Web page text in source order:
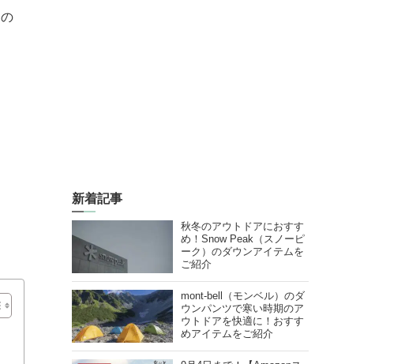
新着記事
秋冬のアウトドアにおすす
め！Snow Peak（スノーピ
ーク）のダウンアイテムを
ご紹介
mont-bell（モンベル）のダ
ウンパンツで寒い時期のア
ウトドアを快適に！おすす
めアイテムをご紹介